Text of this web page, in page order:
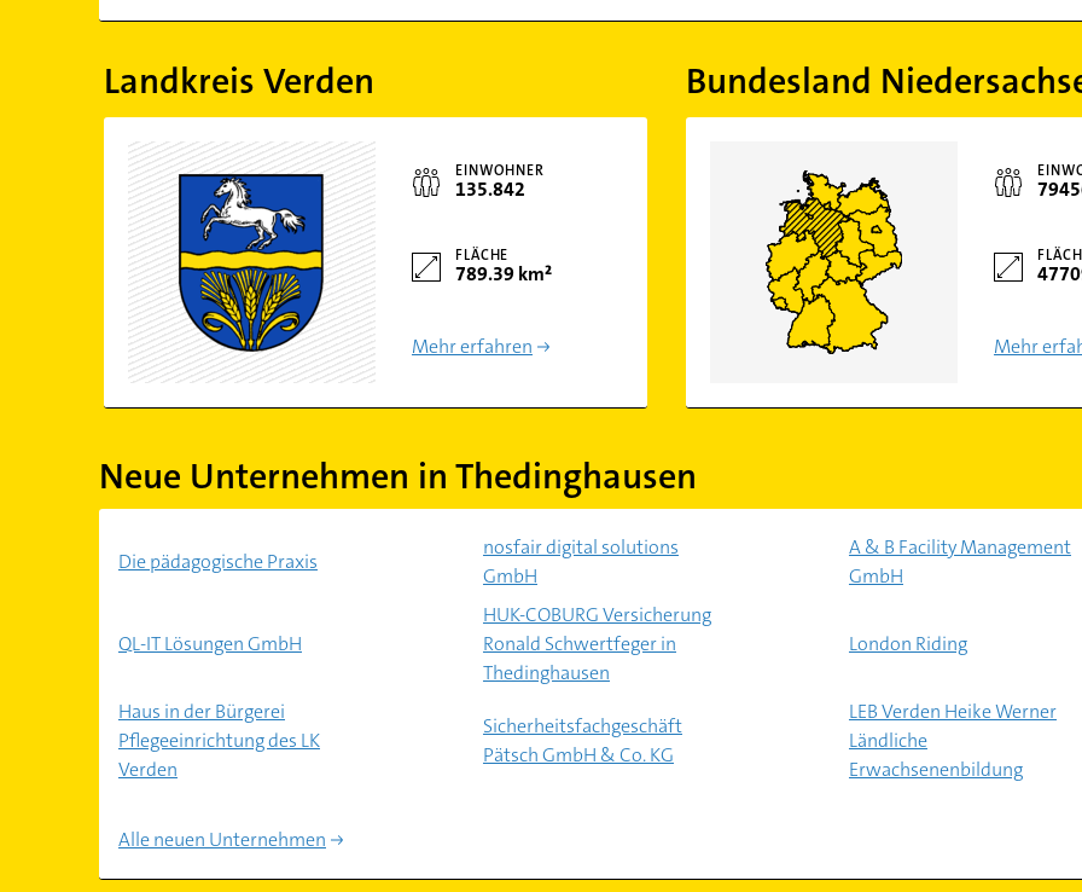
Landkreis Verden Bundesland
EINWOHNER
135.842
FLÄCHE
789.39 km²
Mehr erfahren Mehr
Neue Unternehmen in Thedinghausen
Die pädagogische Praxis
nosfair digital solutions
GmbH
A & B Facility Management
GmbH
QL-IT Lösungen GmbH
HUK-COBURG Versicherung
Ronald Schwertfeger in
Thedinghausen
London Riding
Haus in der Bürgerei
Pflegeeinrichtung des LK
Verden
Sicherheitsfachgeschäft
Pätsch GmbH & Co. KG
LEB Verden Heike Werner
Ländliche
Erwachsenenbildung
Alle neuen Unternehmen